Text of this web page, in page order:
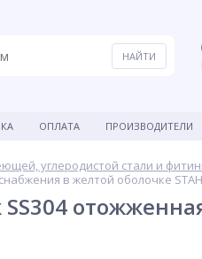
ОПЛАТА ПРОИЗВОДИТЕЛИ
углеродистой стали и
в желтой оболочке